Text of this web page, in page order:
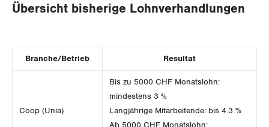
Landesstreik
WEITERBILDUNG
BROSCHÜREN/BÜCHER
ZENTRALSEKRETARIAT
Artikel
Übersicht bisherige Lohnverhandlungen
Branche/Betrieb Resultat
Coop (Unia)
Bis zu 5000 CHF Monatslohn:
mindestens 3 %
Langjährige Mitarbeitende: bis 4.3 %
Ab 5000 CHF Monatslohn: